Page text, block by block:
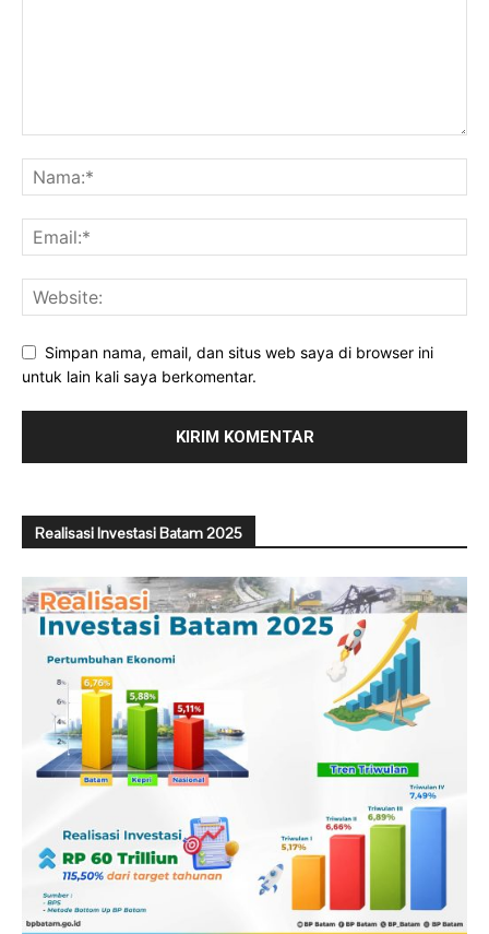
Simpan nama, email, dan situs web saya di browser ini
untuk lain kali saya berkomentar.
Realisasi Investasi Batam 2025